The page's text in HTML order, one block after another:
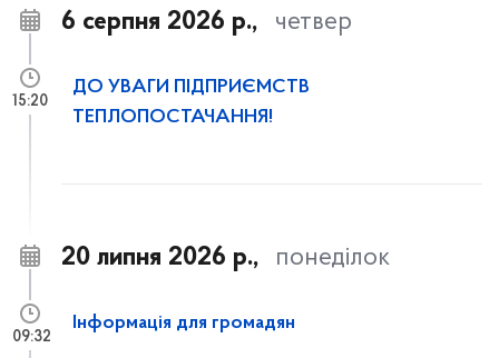
6 серпня 2026 р., четвер
ДО УВАГИ ПІДПРИЄМСТВ
ТЕПЛОПОСТАЧАННЯ!
15:20
20 липня 2026 р., понеділок
Інформація для громадян
09:32